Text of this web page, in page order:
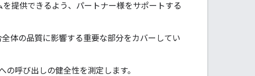
提供できるよう、パートナー様をサポートする
体の品質に影響する重要な部分をカバーしてい
呼び出しの健全性を測定します。